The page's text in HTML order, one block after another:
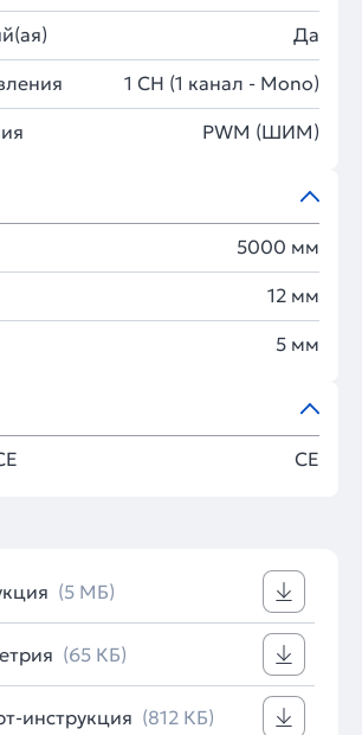
Да
1 CH (1 канал - Mono)
PWM (ШИМ)
5000 мм
12 мм
5 мм
CE
(5 МБ)
(65 КБ)
инструкция (812 КБ)